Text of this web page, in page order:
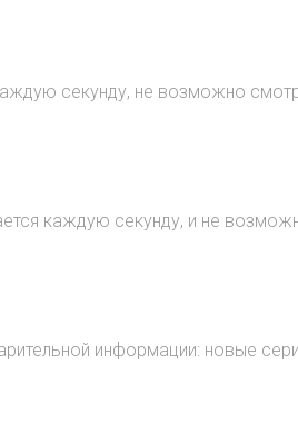
секунду, не возможно
каждую секунду, и не
информации: новые